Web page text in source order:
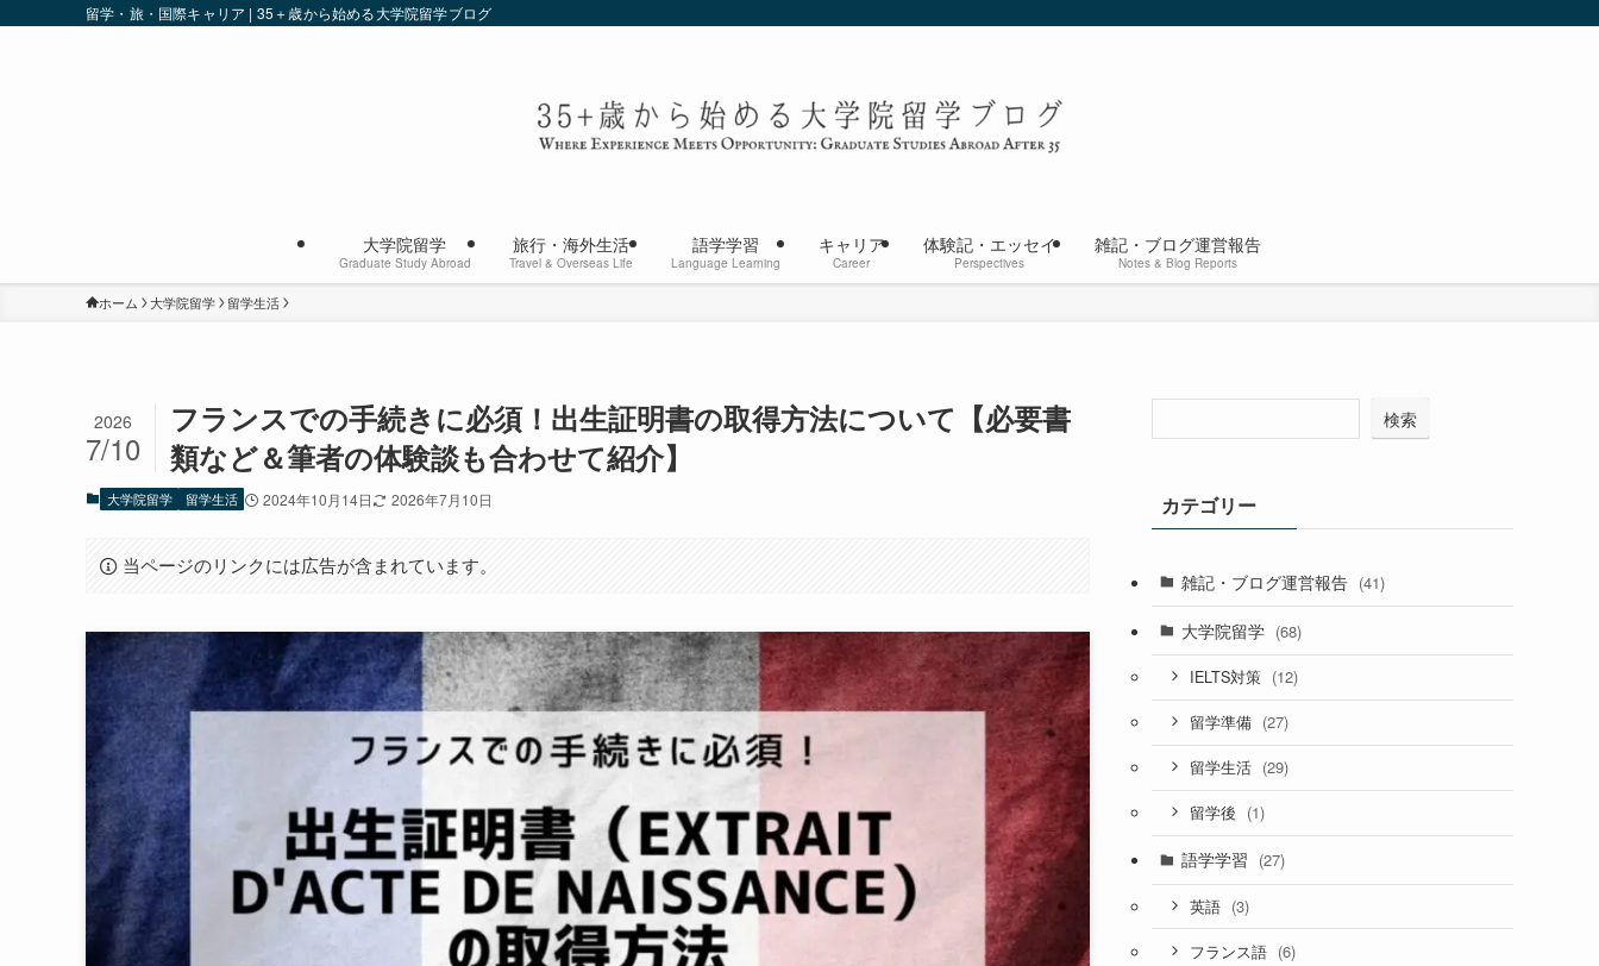
留学・旅・国際キャリア | 35＋歳から始める大学院留学ブログ
大学院留学
Graduate Study Abroad
旅行・海外生活
Travel & Overseas Life
語学学習
Language Learning
キャリア
Career
体験記・エッセイ
Perspectives
雑記・ブログ運営報告
Notes & Blog Reports
ホーム 大学院留学 留学生活
フランスでの手続きに必須！出生証明書の取得方法について【必要書
類など＆筆者の体験談も合わせて紹介】
2026
7/10
大学院留学 留学生活 2024年10月14日 2026年7月10日
当ページのリンクには広告が含まれています。
検索
カテゴリー
雑記・ブログ運営報告 (41)
大学院留学 (68)
IELTS対策 (12)
留学準備 (27)
留学生活 (29)
留学後 (1)
語学学習 (27)
英語 (3)
フランス語 (6)